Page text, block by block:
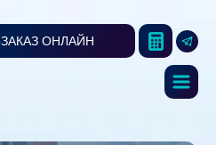
ЗАКАЗ ОНЛАЙН